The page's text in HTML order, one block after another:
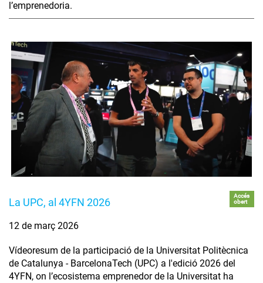
l’emprenedoria.
La UPC, al 4YFN 2026
Accés
obert
12 de març 2026
Vídeoresum de la participació de la Universitat Politècnica
de Catalunya - BarcelonaTech (UPC) a l'edició 2026 del
4YFN, on l’ecosistema emprenedor de la Universitat ha